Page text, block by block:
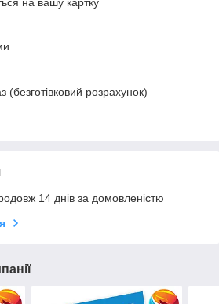
(безготівковий розрахунок)
14 днів за домовленістю